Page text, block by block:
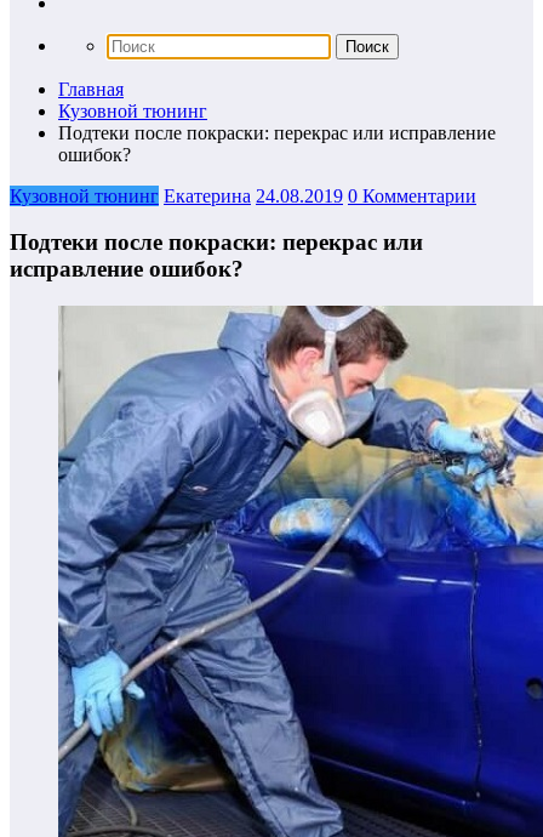
Главная
Кузовной тюнинг
Подтеки после покраски: перекрас или исправление
ошибок?
Кузовной тюнинг Екатерина 24.08.2019 0 Комментарии
Подтеки после покраски: перекрас или
исправление ошибок?